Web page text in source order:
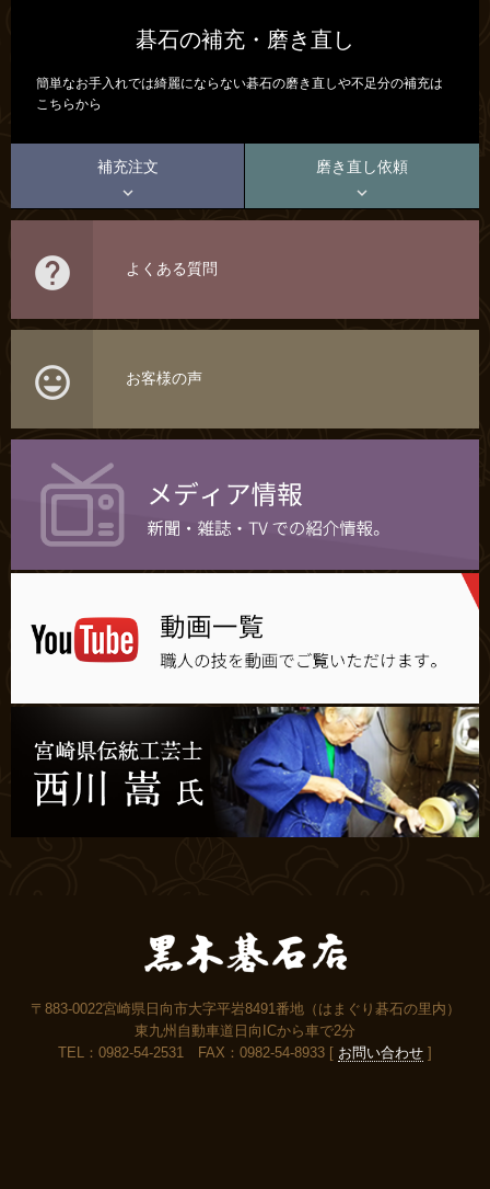
碁石の補充・磨き直し
簡単なお手入れでは綺麗にならない碁石の磨き直しや不足分の補充は
こちらから
補充注文

磨き直し依頼

 よくある質問
 お客様の声
〒883-0022宮崎県日向市大字平岩8491番地（はまぐり碁石の里内）
東九州自動車道日向ICから車で2分
TEL：0982-54-2531 FAX：0982-54-8933 [ お問い合わせ ]